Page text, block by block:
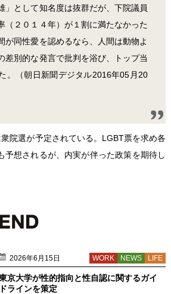
」として知名度は抜群だが、下院議員
（２０１４年）が１割に満たなかった
が同性愛を認めるなら、人間は動物よ
差別的な発言で批判を浴び、トップ当
。（朝日新聞デジタル2016年05月20
院選が予定されている。LGBT票を求め各
予想されるが、内実が伴った政策を期待し
2026年6月15日 LIFE
NEWS
WORK
京大学が性的指向と性自認に関するガイ
ドラインを策定